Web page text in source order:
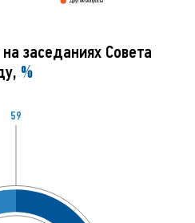
Другие вопросы
заседаниях Совета
%
59